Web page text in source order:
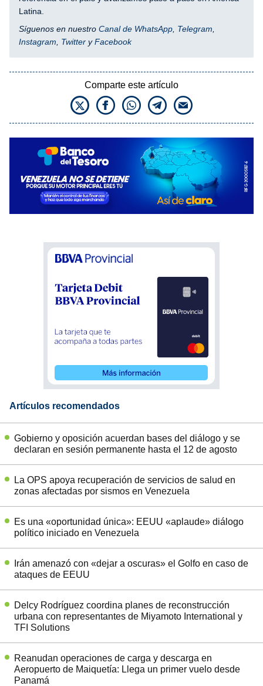
Latina.
Síguenos en nuestro Canal de WhatsApp Telegram
Instagram
Twitter yFacebook
Comparte este artículo
Artículos recomendados
Gobierno y oposición acuerdan bases del diálogo y se
declaran en sesión permanente hasta el 12 de agosto
La OPS apoya recuperación de servicios de salud en
zonas afectadas por sismos en Venezuela
Es una «oportunidad única»: EEUU «aplaude» diálogo
político iniciado en Venezuela
Irán amenazó con «dejar a oscuras» el Golfo en caso de
ataques de EEUU
Delcy Rodríguez coordina planes de reconstrucción
urbana con representantes de Miyamoto International y
TFI Solutions
Reanudan operaciones de carga y descarga en
Aeropuerto de Maiquetía: Llega un primer vuelo desde
Panamá